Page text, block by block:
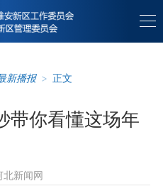
新播报 > 正文
带你看懂这场年
北新闻网